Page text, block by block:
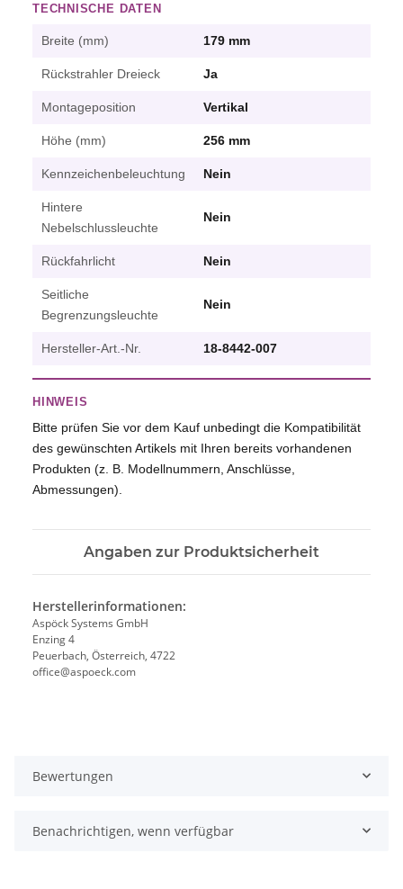
TECHNISCHE DATEN
Breite (mm) 179 mm
Rückstrahler Dreieck Ja
Montageposition Vertikal
Höhe (mm) 256 mm
Kennzeichenbeleuchtung Nein
Hintere
Nebelschlussleuchte
Nein
Rückfahrlicht Nein
Seitliche
Begrenzungsleuchte
Nein
Hersteller-Art.-Nr. 18-8442-007
HINWEIS
Bitte prüfen Sie vor dem Kauf unbedingt die Kompatibilität
des gewünschten Artikels mit Ihren bereits vorhandenen
Produkten (z. B. Modellnummern, Anschlüsse,
Abmessungen).
Angaben zur Produktsicherheit
Herstellerinformationen:
Aspöck Systems GmbH
Enzing 4
Peuerbach, Österreich, 4722
office@aspoeck.com
Bewertungen
Benachrichtigen, wenn verfügbar